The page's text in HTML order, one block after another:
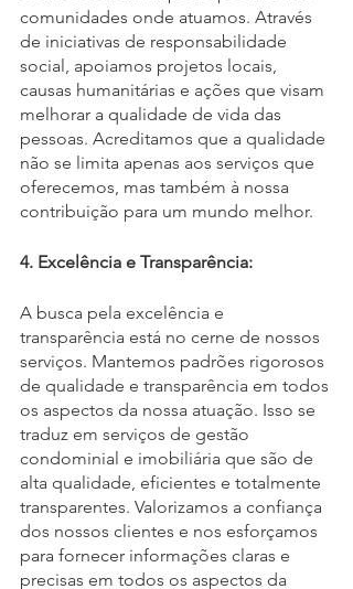
comunidades onde atuamos. Através
de iniciativas de responsabilidade
social, apoiamos projetos locais,
causas humanitárias e ações que visam
melhorar a qualidade de vida das
pessoas. Acreditamos que a qualidade
não se limita apenas aos serviços que
oferecemos, mas também à nossa
contribuição para um mundo melhor.
4. Excelência e Transparência:
A busca pela excelência e
transparência está no cerne de nossos
serviços. Mantemos padrões rigorosos
de qualidade e transparência em todos
os aspectos da nossa atuação. Isso se
traduz em serviços de gestão
condominial e imobiliária que são de
alta qualidade, eficientes e totalmente
transparentes. Valorizamos a confiança
dos nossos clientes e nos esforçamos
para fornecer informações claras e
precisas em todos os aspectos da